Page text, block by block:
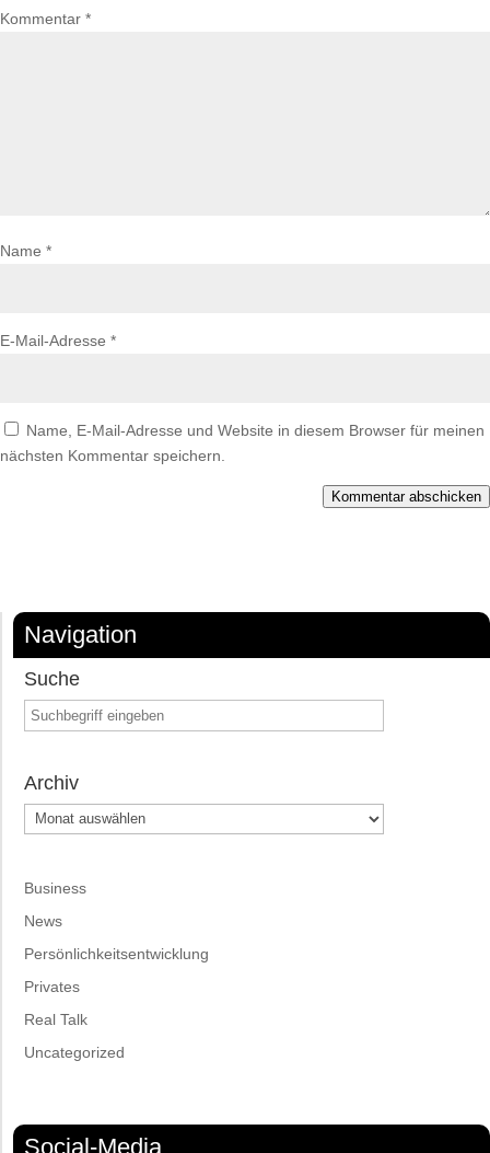
Kommentar *
Name *
E-Mail-Adresse *
Name, E-Mail-Adresse und Website in diesem Browser für meinen
nächsten Kommentar speichern.
Kommentar abschicken
Navigation
Suche
Archiv
Archiv
Business
News
Persönlichkeitsentwicklung
Privates
Real Talk
Uncategorized
Social-Media